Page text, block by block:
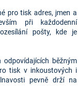
pro tisk adres, jmen a
při každodenní
pošty, kde je
běžným
tisk v inkoustových i
pevně drží na